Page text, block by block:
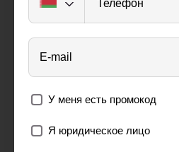
Телефон
E-mail
У меня есть промокод
Я юридическое лицо